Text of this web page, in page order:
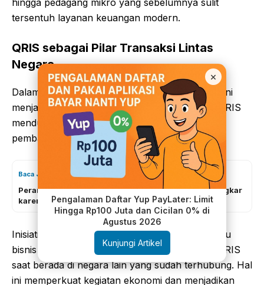
tersentuh layanan keuangan modern.
QRIS sebagai Pilar Transaksi Lintas
Negara
Dalam ekonomi digital, transaksi lintas negara kini
menjadi tulang punggung kolaborasi regional. QRIS
mendukung hal tersebut melalui integrasi sistem
pembayaran antarnegara.
Baca Juga
Perampokan 960 Kg Emas di Indonesia yang Terbongkar
karena Kesalahan Istri
Inisiatif ini memungkinkan wisatawan atau pelaku
bisnis melakukan pembayaran menggunakan QRIS
saat berada di negara lain yang sudah terhubung. Hal
ini memperkuat kegiatan ekonomi dan menjadikan
×
Pengalaman Daftar Yup PayLater: Limit
Hingga Rp100 Juta dan Cicilan 0% di
Agustus 2026
Kunjungi Artikel